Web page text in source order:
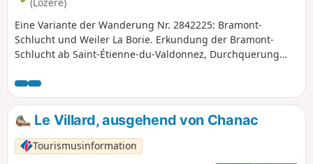
Eine Variante der Wanderung Nr. 2842225: Bramont-
Schlucht und Weiler La Borie. Erkundung der Bramont-
Schlucht ab Saint-Étienne-du-Valdonnez, Durchquerung
Teil der Strecke verläuft durch das Unterholz.
Wunderschöne Ausblicke auf die Cham des Bondons, den
Echino d’Aze und einen der Puechs sowie auf den Truc de
Balduc.Le Villard, ausgehend von Chanac
Tourismusinformation